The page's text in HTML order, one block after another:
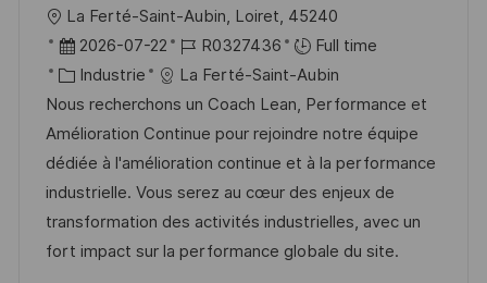
a
o
o
c
a
l
i
s
a
t
La Ferté-Saint-Aubin, Loiret, 45240
D
a
t
e
d
’
a
f
2026-07-22
R
é
f
é
r
e
n
c
R0327436
Full time
C
a
t
é
g
o
r
Industrie
La Ferté-Saint-Aubin
Nous recherchons un Coach Lean, Performance et
Amélioration Continue pour rejoindre notre équipe
dédiée à l'amélioration continue et à la performance
industrielle. Vous serez au cœur des enjeux de
transformation des activités industrielles, avec un
fort impact sur la performance globale du site.